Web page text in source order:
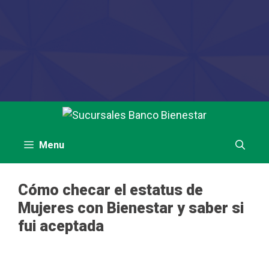
contenidoMenu
Cómo checar el estatus de
Mujeres con Bienestar y saber si
fui aceptada